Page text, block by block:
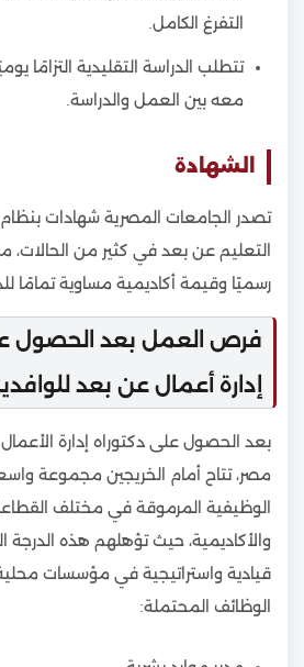
التفرغ الكامل.
تتطلب الدراسة التقليدية التزامًا
معه بين العمل والدراسة.
الشهادة
تصدر الجامعات المصرية شهادات
التعليم عن بعد في كثير من الحالات،
رسميًا وقيمة أكاديمية مساوية تمامًا
فرص العمل بعد الحصول
إدارة أعمال عن بعد
بعد الحصول على دكتوراه إدارة
مصر، تتاح أمام الخريجين مجموعة
الوظيفية المرموقة في مختلف
والأكاديمية، حيث تؤهلهم هذه الدرجة
قيادية واستراتيجية في مؤسسات محلية
الوظائف المحتملة: